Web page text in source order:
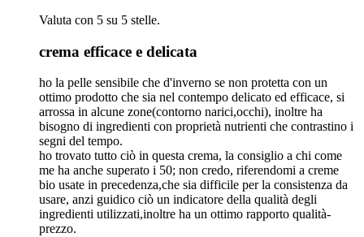
Valuta con 5 su 5 stelle.
crema efficace e delicata
ho la pelle sensibile che d'inverno se non protetta con un
ottimo prodotto che sia nel contempo delicato ed efficace, si
arrossa in alcune zone(contorno narici,occhi), inoltre ha
bisogno di ingredienti con proprietà nutrienti che contrastino i
segni del tempo.
ho trovato tutto ciò in questa crema, la consiglio a chi come
me ha anche superato i 50; non credo, riferendomi a creme
bio usate in precedenza,che sia difficile per la consistenza da
usare, anzi guidico ciò un indicatore della qualità degli
ingredienti utilizzati,inoltre ha un ottimo rapporto qualità-
prezzo.